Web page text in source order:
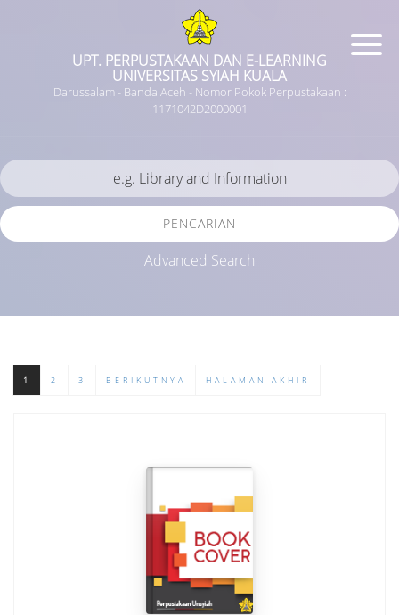
UPT. PERPUSTAKAAN DAN E-LEARNING
UNIVERSITAS SYIAH KUALA
Darussalam - Banda Aceh - Nomor Pokok Perpustakaan :
1171042D2000001
PENCARIAN
Advanced Search
1 2 3 BERIKUTNYA HALAMAN AKHIR